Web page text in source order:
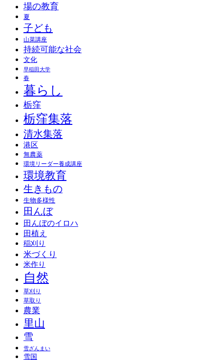
場の教育
夏
子ども
山菜講座
持続可能な社会
文化
早稲田大学
春
暮らし
栃窪
栃窪集落
清水集落
港区
無農薬
環境リーダー養成講座
環境教育
生きもの
生物多様性
田んぼ
田んぼのイロハ
田植え
稲刈り
米づくり
米作り
自然
草刈り
草取り
農業
里山
雪
雪ざんまい
雪国